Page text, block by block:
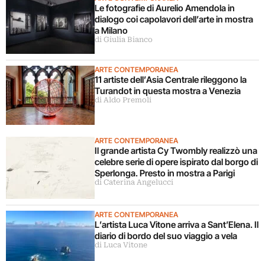
Le fotografie di Aurelio Amendola in
dialogo coi capolavori dell’arte in mostra
a Milano
di Giulia Bianco
ARTE CONTEMPORANEA
11 artiste dell’Asia Centrale rileggono la
Turandot in questa mostra a Venezia
di Aldo Premoli
ARTE CONTEMPORANEA
Il grande artista Cy Twombly realizzò una
celebre serie di opere ispirato dal borgo di
Sperlonga. Presto in mostra a Parigi
di Caterina Angelucci
ARTE CONTEMPORANEA
L’artista Luca Vitone arriva a Sant’Elena. Il
diario di bordo del suo viaggio a vela
di Luca Vitone